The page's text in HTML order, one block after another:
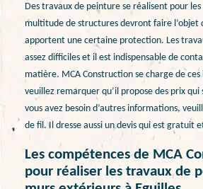
Des travaux de peinture se réalisent pour les
multitude de structures devront faire l’objet
apportent une certaine protection. Les
assez difficiles et il est indispensable de
matière. MCA Construction se charge de
veuillez remarquer qu’il propose des prix
vous avez besoin d’autres informations,
de fil. Il dresse aussi un devis qui est gratuit
Les compétences de MCA
pour réaliser les travaux de